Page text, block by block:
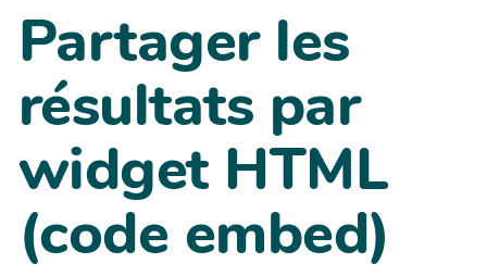
Partager les
résultats par
widget HTML
(code embed)